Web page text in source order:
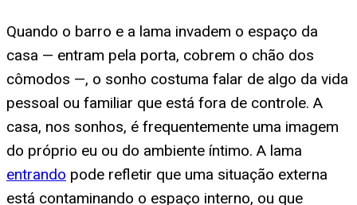
Quando o barro e a lama invadem o espaço da
casa — entram pela porta, cobrem o chão dos
cômodos —, o sonho costuma falar de algo da vida
pessoal ou familiar que está fora de controle. A
casa, nos sonhos, é frequentemente uma imagem
do próprio eu ou do ambiente íntimo. A lama
entrando pode refletir que uma situação externa
está contaminando o espaço interno, ou que